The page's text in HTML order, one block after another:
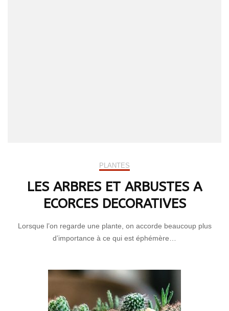
PLANTES
LES ARBRES ET ARBUSTES A
ECORCES DECORATIVES
Lorsque l’on regarde une plante, on accorde beaucoup plus
d’importance à ce qui est éphémère…